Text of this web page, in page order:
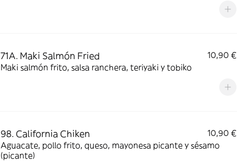
71A. Maki Salmón Fried
10,90 €
Maki salmón frito, salsa ranchera, teriyaki y tobiko
98. California Chiken
10,90 €
Aguacate, pollo frito, queso, mayonesa picante y sésamo
(picante)